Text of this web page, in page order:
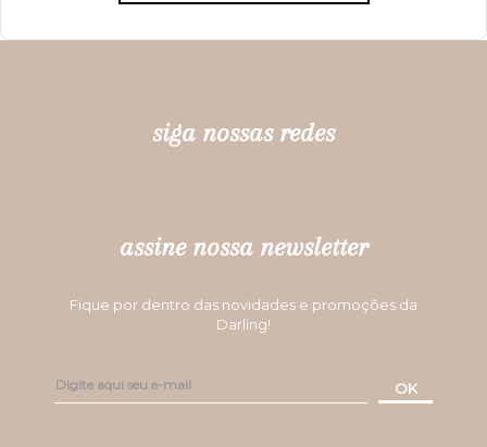
siga nossas redes
assine nossa newsletter
Fique por dentro das novidades e promoções da
Darling!
OK